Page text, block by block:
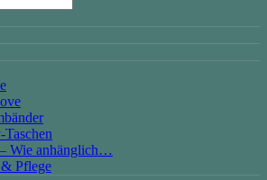
Wie anhänglich…
Pflege